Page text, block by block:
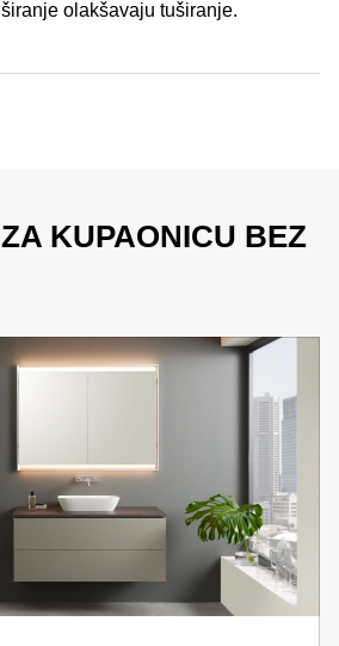
olakšavaju tuširanje.
KUPAONICU BEZ